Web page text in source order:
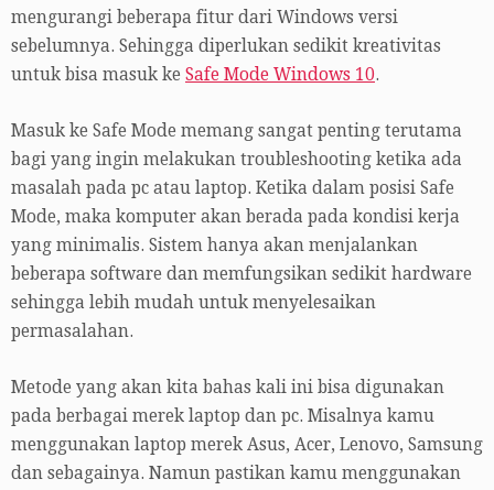
mengurangi beberapa fitur dari Windows versi
sebelumnya. Sehingga diperlukan sedikit kreativitas
untuk bisa masuk ke Safe Mode Windows 10.
Masuk ke Safe Mode memang sangat penting terutama
bagi yang ingin melakukan troubleshooting ketika ada
masalah pada pc atau laptop. Ketika dalam posisi Safe
Mode, maka komputer akan berada pada kondisi kerja
yang minimalis. Sistem hanya akan menjalankan
beberapa software dan memfungsikan sedikit hardware
sehingga lebih mudah untuk menyelesaikan
permasalahan.
Metode yang akan kita bahas kali ini bisa digunakan
pada berbagai merek laptop dan pc. Misalnya kamu
menggunakan laptop merek Asus, Acer, Lenovo, Samsung
dan sebagainya. Namun pastikan kamu menggunakan